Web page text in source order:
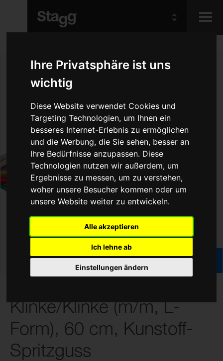
Ihre Privatsphäre ist uns
wichtig
Diese Website verwendet Cookies und
Targeting Technologien, um Ihnen ein
besseres Internet-Erlebnis zu ermöglichen
und die Werbung, die Sie sehen, besser an
Ihre Bedürfnisse anzupassen. Diese
Technologien nutzen wir außerdem, um
Ergebnisse zu messen, um zu verstehen,
woher unsere Besucher kommen oder um
unsere Website weiter zu entwickeln.
Alle akzeptieren
Ich lehne ab
Einstellungen ändern
Klinke/Klinke (m/m, L-
Form), 60 cm, Kunstoff-
Spritzguss